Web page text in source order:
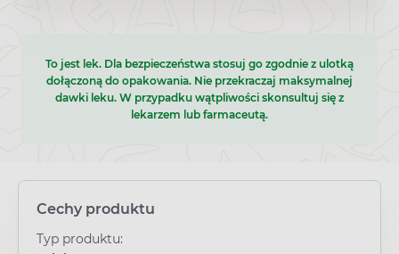
To jest lek. Dla bezpieczeństwa stosuj go zgodnie z ulotką
dołączoną do opakowania. Nie przekraczaj maksymalnej
dawki leku. W przypadku wątpliwości skonsultuj się z
lekarzem lub farmaceutą.
Cechy produktu
Typ produktu: